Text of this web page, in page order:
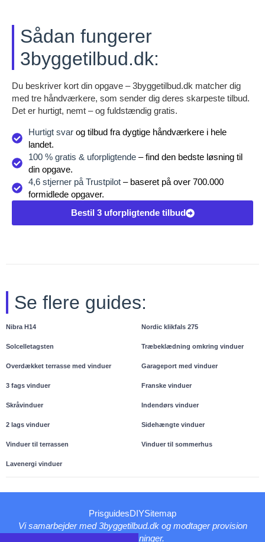
Sådan fungerer
3byggetilbud.dk:
Du beskriver kort din opgave – 3byggetilbud.dk matcher dig
med tre håndværkere, som sender dig deres skarpeste tilbud.
Det er hurtigt, nemt – og fuldstændig gratis.
Hurtigt svarog tilbud fra dygtige håndværkere i hele
landet.
100 % gratis & uforpligtende– find den bedste løsning til
din opgave.
4,6 stjerner på Trustpilot– baseret på over 700.000
formidlede opgaver.
Bestil 3 uforpligtende tilbud
Se flere guides:
Nibra H14 Nordic klikfals 275
Solcelletagsten Træbeklædning omkring vinduer
Overdækket terrasse med vinduer Garageport med vinduer
3 fags vinduer Franske vinduer
Skråvinduer Indendørs vinduer
2 lags vinduer Sidehængte vinduer
Vinduer til terrassen Vinduer til sommerhus
Lavenergi vinduer
PrisguidesDIYSitemap
Vi samarbejder med 3byggetilbud.dk og modtager provision
for henvisninger.